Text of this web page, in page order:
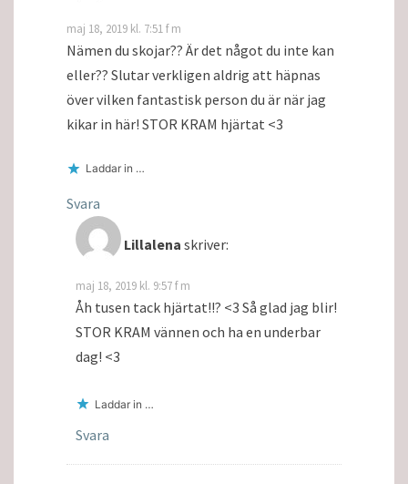
maj 18, 2019 kl. 7:51 f m
Nämen du skojar?? Är det något du inte kan
eller?? Slutar verkligen aldrig att häpnas
över vilken fantastisk person du är när jag
kikar in här! STOR KRAM hjärtat <3
Laddar in …
Svara
Lillalena skriver:
maj 18, 2019 kl. 9:57 f m
Åh tusen tack hjärtat!!? <3 Så glad jag blir!
STOR KRAM vännen och ha en underbar
dag! <3
Laddar in …
Svara